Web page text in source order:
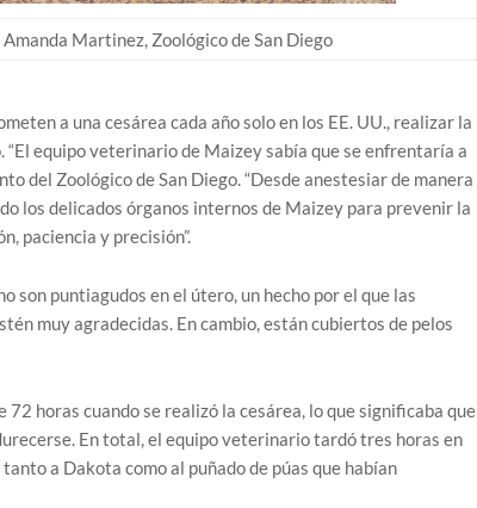
Martinez, Zoológico de San Diego
a una cesárea cada año solo en los EE. UU., realizar la
equipo veterinario de Maizey sabía que se enfrentaría a
del Zoológico de San Diego. “Desde anestesiar de manera
los delicados órganos internos de Maizey para prevenir la
paciencia y precisión”.
son puntiagudos en el útero, un hecho por el que las
muy agradecidas. En cambio, están cubiertos de pelos
horas cuando se realizó la cesárea, lo que significaba que
En total, el equipo veterinario tardó tres horas en
a Dakota como al puñado de púas que habían